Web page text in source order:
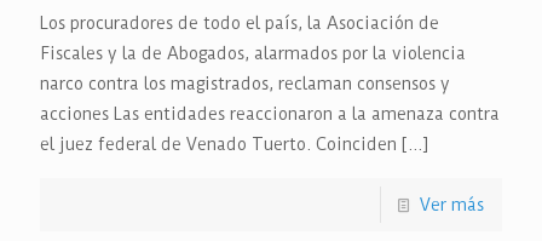
Los procuradores de todo el país, la Asociación de
Fiscales y la de Abogados, alarmados por la violencia
narco contra los magistrados, reclaman consensos y
acciones Las entidades reaccionaron a la amenaza contra
el juez federal de Venado Tuerto. Coinciden […]
Ver más